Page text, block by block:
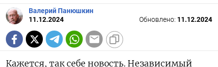
Валерий Панюшкин
11.12.2024
Обновлено: 11.12.2024
Кажется, так себе новость. Независимый